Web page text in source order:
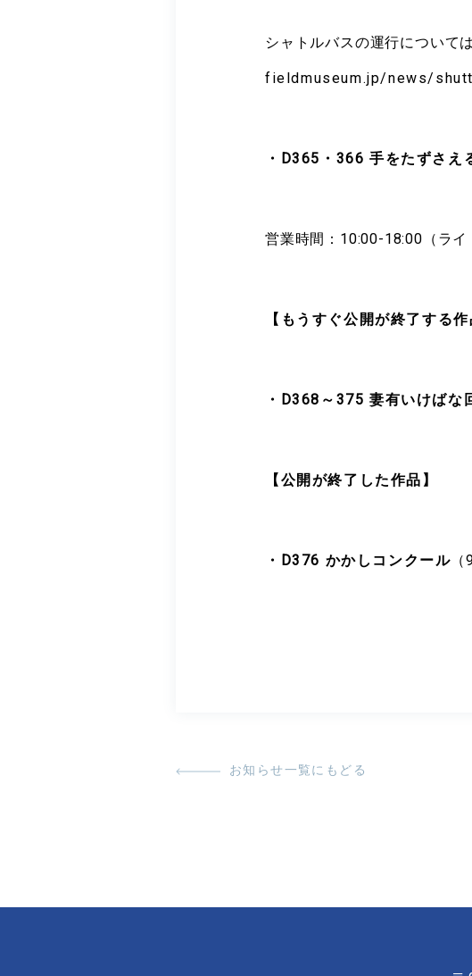
シャトルバスの運行について
fieldmuseum.jp/news/
・D365・366 手をたずさえ
営業時間：10:00-18:00（ライ
【もうすぐ公開が終了する作
・D368～375 妻有いけばな
【公開が終了した作品】
・D376 かかしコンクール
お知らせ一覧にもどる